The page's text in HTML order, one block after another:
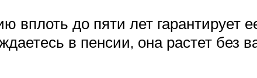
вплоть до пяти лет гарантирует
в пенсии, она растет без